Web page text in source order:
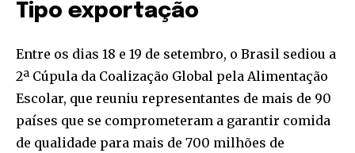
Tipo exportação
Entre os dias 18 e 19 de setembro, o Brasil sediou a
2ª Cúpula da Coalização Global pela Alimentação
Escolar, que reuniu representantes de mais de 90
países que se comprometeram a garantir comida
de qualidade para mais de 700 milhões de